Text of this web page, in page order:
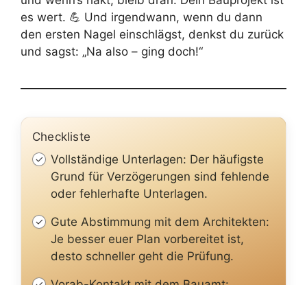
es wert. 💪 Und irgendwann, wenn du dann
den ersten Nagel einschlägst, denkst du zurück
und sagst: „Na also – ging doch!“
Checkliste
Vollständige Unterlagen: Der häufigste
Grund für Verzögerungen sind fehlende
oder fehlerhafte Unterlagen.
Gute Abstimmung mit dem Architekten:
Je besser euer Plan vorbereitet ist,
desto schneller geht die Prüfung.